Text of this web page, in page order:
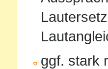
ggf. stark